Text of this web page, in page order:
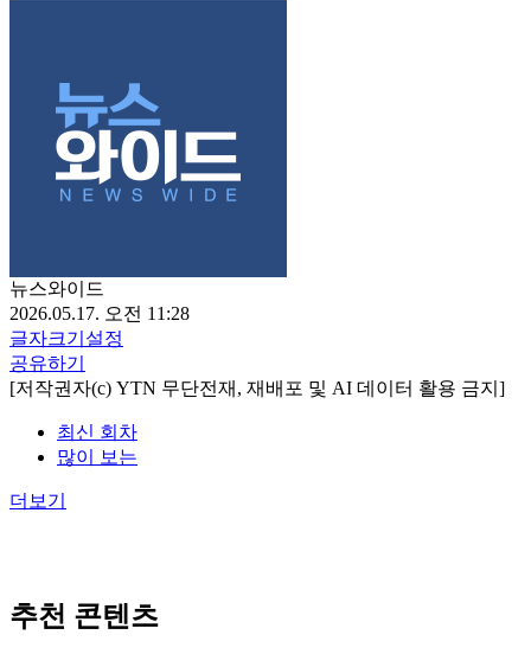
뉴스와이드
2026.05.17. 오전 11:28
글자크기설정
공유하기
[저작권자(c) YTN 무단전재, 재배포 및 AI 데이터 활용 금지]
최신 회차
많이 보는
더보기
추천 콘텐츠